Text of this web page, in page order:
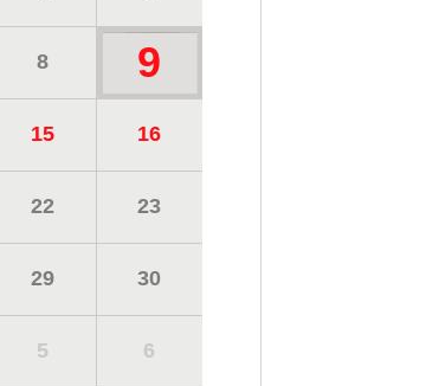
8 9
15 16
22 23
29 30
5 6